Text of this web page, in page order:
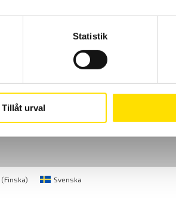
Statistik
Tillåt urval
Kundundersökning
info@camatsystem.com
(Finska) Svenska